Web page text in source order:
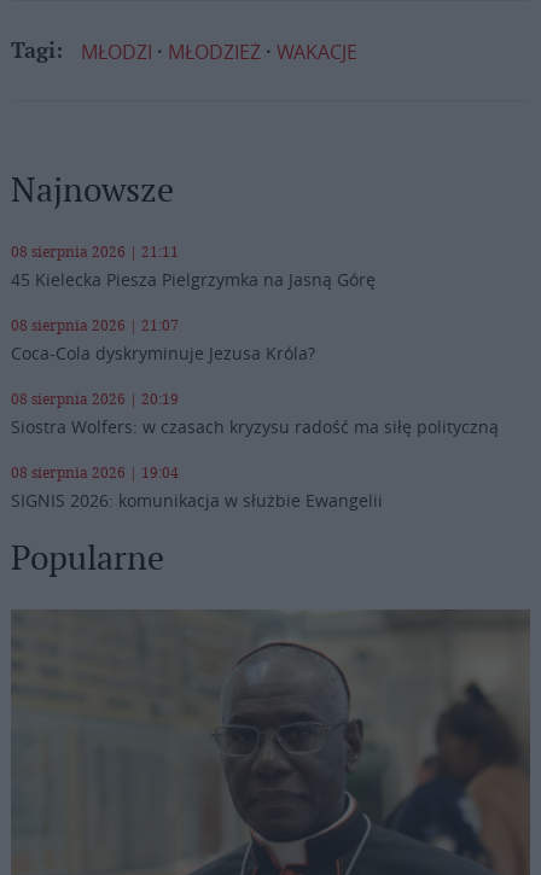
Tagi: MŁODZI MŁODZIEŻ WAKACJE
Najnowsze
08 sierpnia 2026 | 21:11
45 Kielecka Piesza Pielgrzymka na Jasną Górę
08 sierpnia 2026 | 21:07
Coca-Cola dyskryminuje Jezusa Króla?
08 sierpnia 2026 | 20:19
Siostra Wolfers: w czasach kryzysu radość ma siłę polityczną
08 sierpnia 2026 | 19:04
SIGNIS 2026: komunikacja w służbie Ewangelii
Popularne